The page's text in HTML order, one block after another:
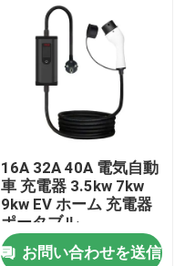
16A 32A 40A 電気自動
車 充電器 3.5kw 7kw
9kw EV ホーム 充電器
ポータブル
お問い合わせを送信